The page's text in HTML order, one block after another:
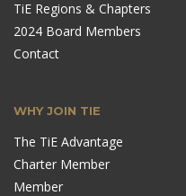
TiE Regions & Chapters
2024 Board Members
Contact
WHY JOIN TIE
The TiE Advantage
Charter Member
Member